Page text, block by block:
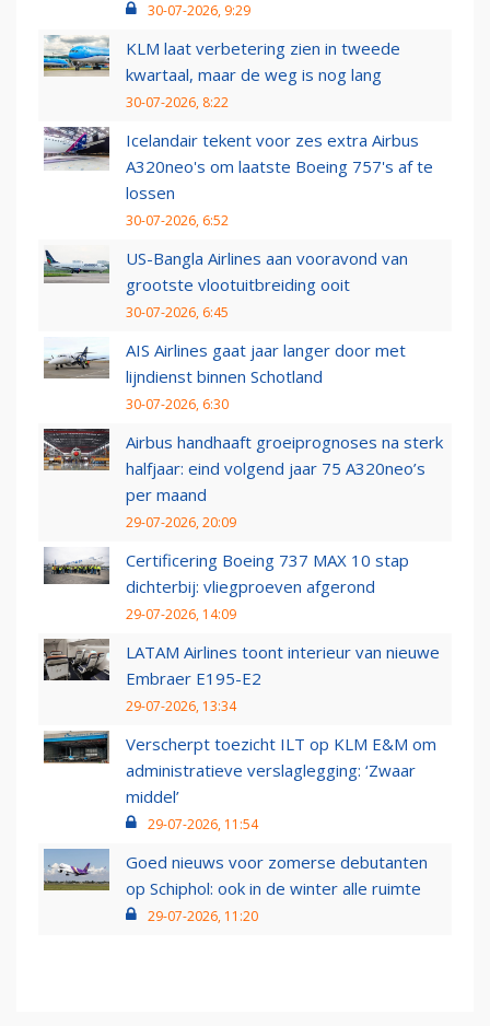
30-07-2026, 9:29
KLM laat verbetering zien in tweede
kwartaal, maar de weg is nog lang
30-07-2026, 8:22
Icelandair tekent voor zes extra Airbus
A320neo's om laatste Boeing 757's af te
lossen
30-07-2026, 6:52
US-Bangla Airlines aan vooravond van
grootste vlootuitbreiding ooit
30-07-2026, 6:45
AIS Airlines gaat jaar langer door met
lijndienst binnen Schotland
30-07-2026, 6:30
Airbus handhaaft groeiprognoses na sterk
halfjaar: eind volgend jaar 75 A320neo’s
per maand
29-07-2026, 20:09
Certificering Boeing 737 MAX 10 stap
dichterbij: vliegproeven afgerond
29-07-2026, 14:09
LATAM Airlines toont interieur van nieuwe
Embraer E195-E2
29-07-2026, 13:34
Verscherpt toezicht ILT op KLM E&M om
administratieve verslaglegging: ‘Zwaar
middel’
29-07-2026, 11:54
Goed nieuws voor zomerse debutanten
op Schiphol: ook in de winter alle ruimte
29-07-2026, 11:20